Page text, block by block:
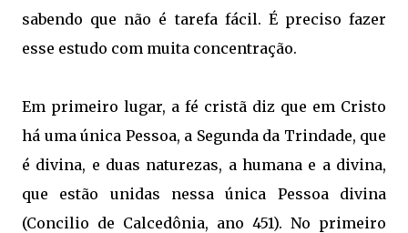
sabendo que não é tarefa fácil. É preciso fazer
esse estudo com muita concentração.
Em primeiro lugar, a fé cristã diz que em Cristo
há uma única Pessoa, a Segunda da Trindade, que
é divina, e duas naturezas, a humana e a divina,
que estão unidas nessa única Pessoa divina
(Concilio de Calcedônia, ano 451). No primeiro